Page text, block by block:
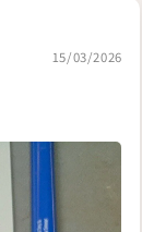
15/03/2026